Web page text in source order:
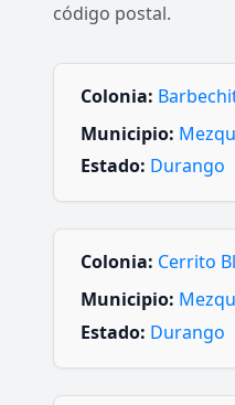
código postal.
Colonia:
Municipio:
Estado: Durango
Colonia: Cerrito
Municipio:
Estado: Durango